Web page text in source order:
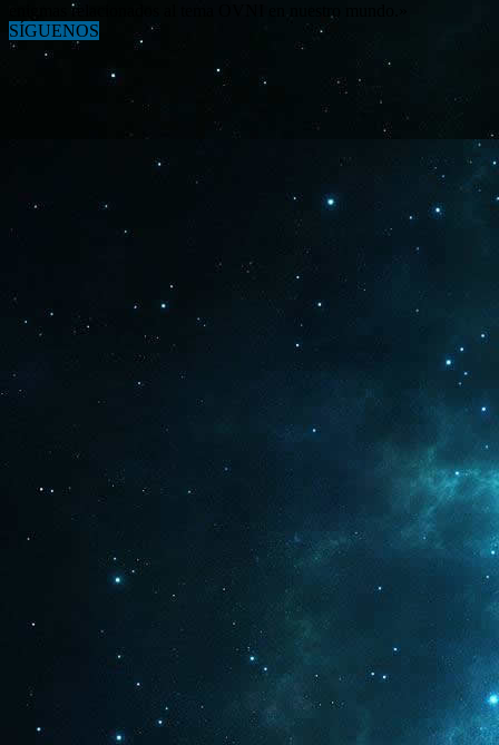
enigmas relacionados al tema OVNI en nuestro mundo.»
SÍGUENOS